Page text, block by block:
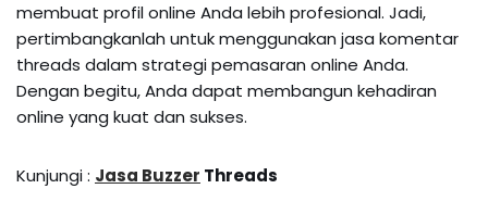
membuat profil online Anda lebih profesional. Jadi,
pertimbangkanlah untuk menggunakan jasa komentar
threads dalam strategi pemasaran online Anda.
Dengan begitu, Anda dapat membangun kehadiran
online yang kuat dan sukses.
Kunjungi : Jasa Buzzer Threads